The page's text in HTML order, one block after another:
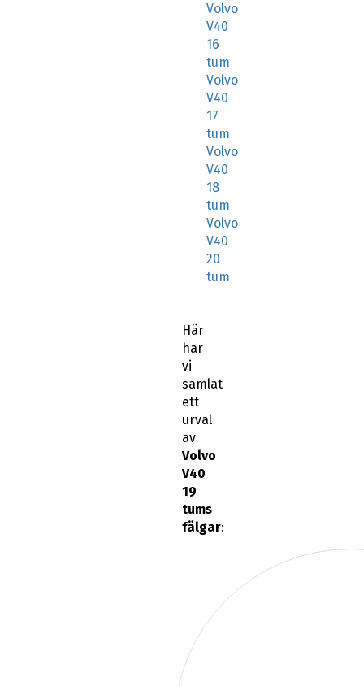
Volvo
V40
16
tum
Volvo
V40
17
tum
Volvo
V40
18
tum
Volvo
V40
20
tum
Här
har
vi
samlat
ett
urval
av
Volvo
V40
19
tums
fälgar: